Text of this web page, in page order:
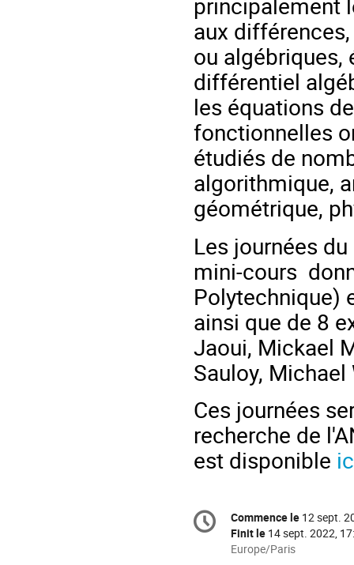
aux
ou algébriques,
différentiel
les équations
fonctionnelles
étudiés de
algorithmique,
géométrique,
Les journées
mini-cours
Polytechnique)
ainsi que de 8
Jaoui, Mickael
Sauloy,
Ces journées
recherche de
est disponible
Information
de
Date/Heure
Commence le 12 sept.
Finit le 14 sept. 2022,
Toutes
Europe/Paris